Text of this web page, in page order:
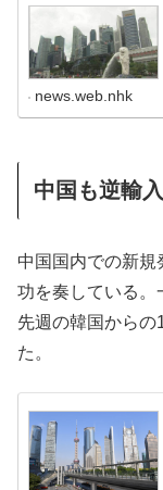
news.web.nhk
中国も逆輸
中国国内での新
功を奏している。
先週の韓国からの
た。